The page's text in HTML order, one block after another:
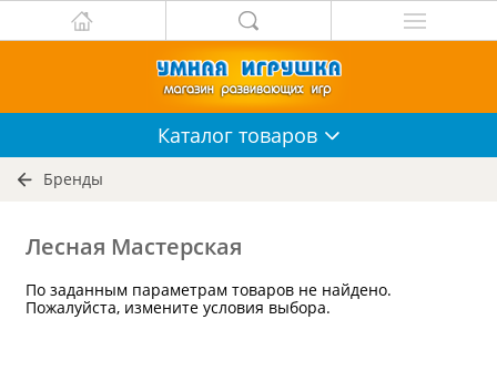
Каталог товаров
Бренды
Лесная Мастерская
По заданным параметрам товаров не найдено.
Пожалуйста, измените условия выбора.